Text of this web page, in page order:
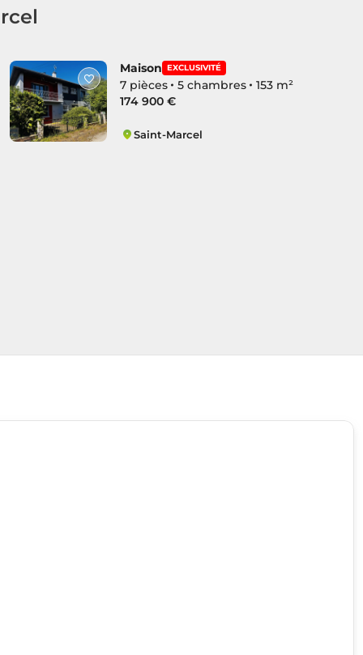
Maison EXCLUSIVITÉ
7 pièces 5 chambres
153 m²
174 900 €
Saint-Marcel